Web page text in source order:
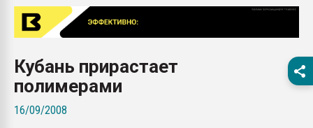
Вакуум-формовочные
первый план в
Кубань прирастает
полимерами
16/09/2008